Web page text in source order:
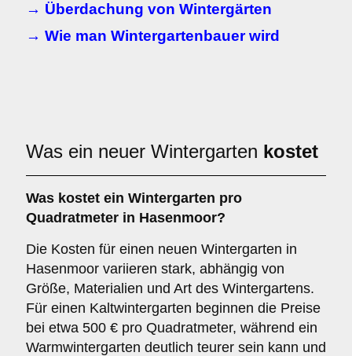
→ Überdachung von Wintergärten
→ Wie man Wintergartenbauer wird
Was ein neuer Wintergarten kostet
Was kostet ein Wintergarten pro
Quadratmeter in Hasenmoor?
Die Kosten für einen neuen Wintergarten in
Hasenmoor variieren stark, abhängig von
Größe, Materialien und Art des Wintergartens.
Für einen Kaltwintergarten beginnen die Preise
bei etwa 500 € pro Quadratmeter, während ein
Warmwintergarten deutlich teurer sein kann und